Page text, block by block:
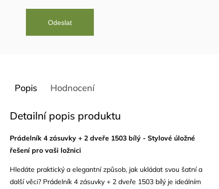
Popis Hodnocení
Detailní popis produktu
Prádelník 4 zásuvky + 2 dveře 1503 bílý - Stylové úložné
řešení pro vaši ložnici
Hledáte praktický a elegantní způsob, jak ukládat svou šatní a
další věci? Prádelník 4 zásuvky + 2 dveře 1503 bílý je ideálním